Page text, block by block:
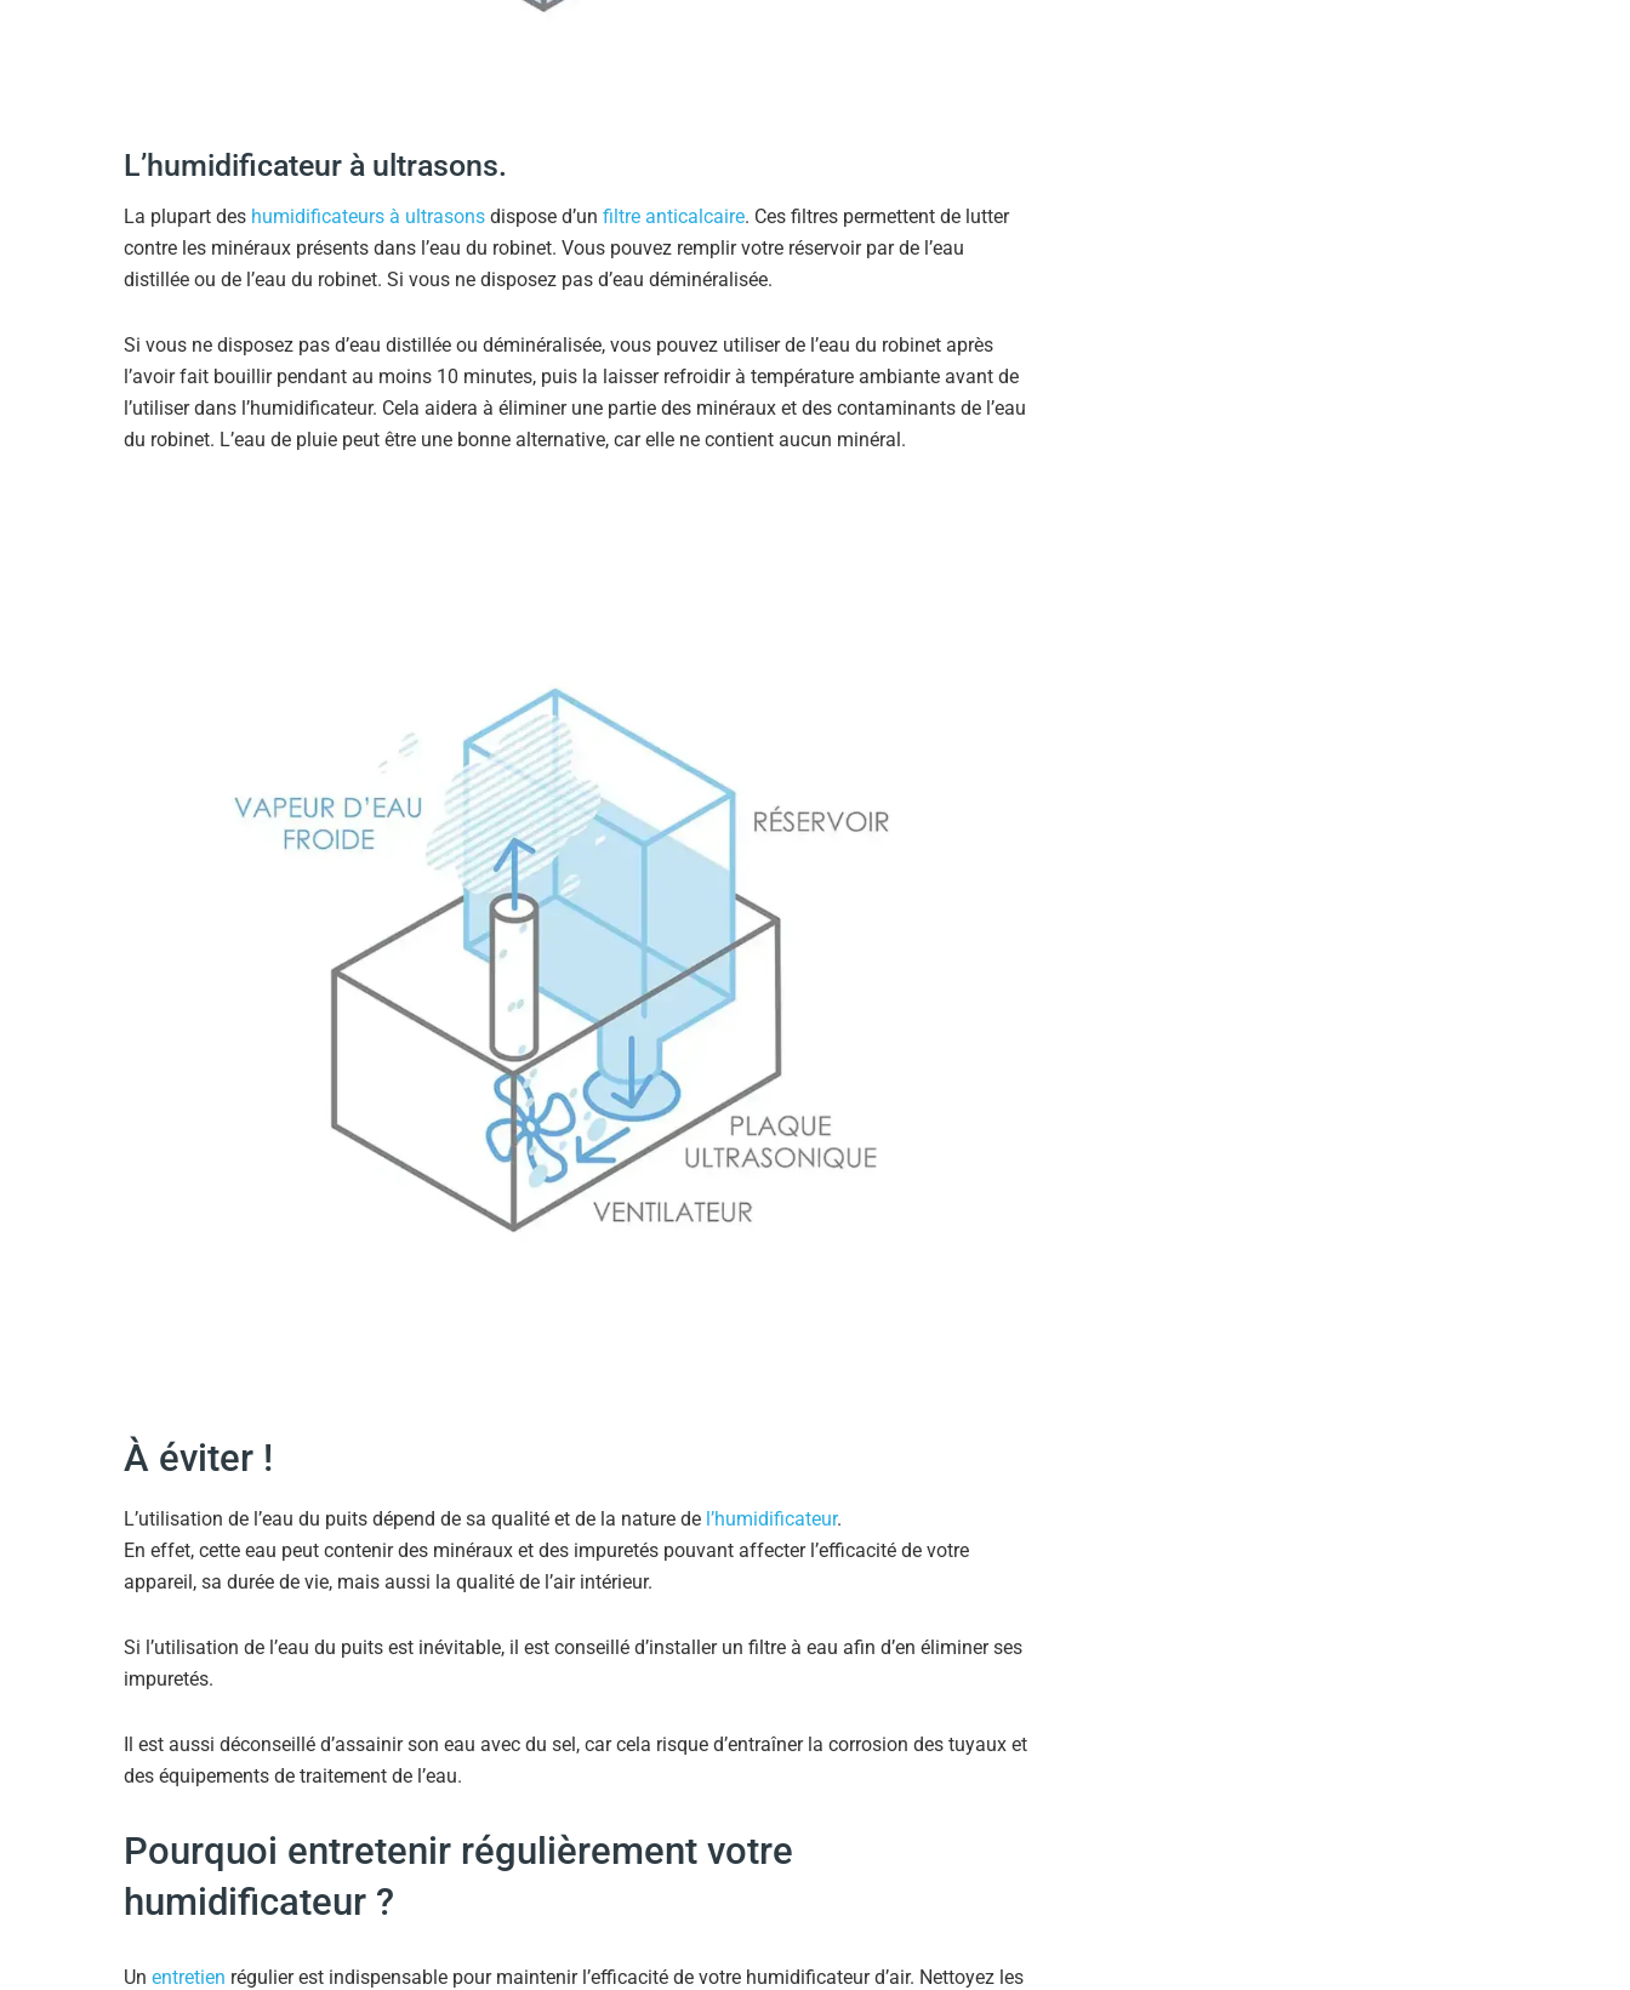
L’humidificateur à ultrasons.
La plupart des humidificateurs à ultrasons dispose d’un filtre anticalcaire. Ces filtres permettent de lutter
contre les minéraux présents dans l’eau du robinet. Vous pouvez remplir votre réservoir par de l’eau
distillée ou de l’eau du robinet. Si vous ne disposez pas d’eau déminéralisée.
Si vous ne disposez pas d’eau distillée ou déminéralisée, vous pouvez utiliser de l’eau du robinet après
l’avoir fait bouillir pendant au moins 10 minutes, puis la laisser refroidir à température ambiante avant de
l’utiliser dans l’humidificateur. Cela aidera à éliminer une partie des minéraux et des contaminants de l’eau
du robinet. L’eau de pluie peut être une bonne alternative, car elle ne contient aucun minéral.
À éviter !
L’utilisation de l’eau du puits dépend de sa qualité et de la nature de l’humidificateur.
En effet, cette eau peut contenir des minéraux et des impuretés pouvant affecter l’efficacité de votre
appareil, sa durée de vie, mais aussi la qualité de l’air intérieur.
Si l’utilisation de l’eau du puits est inévitable, il est conseillé d’installer un filtre à eau afin d’en éliminer ses
impuretés.
Il est aussi déconseillé d’assainir son eau avec du sel, car cela risque d’entraîner la corrosion des tuyaux et
des équipements de traitement de l’eau.
Pourquoi entretenir régulièrement votre
humidificateur ?
Un entretien régulier est indispensable pour maintenir l’efficacité de votre humidificateur d’air. Nettoyez les